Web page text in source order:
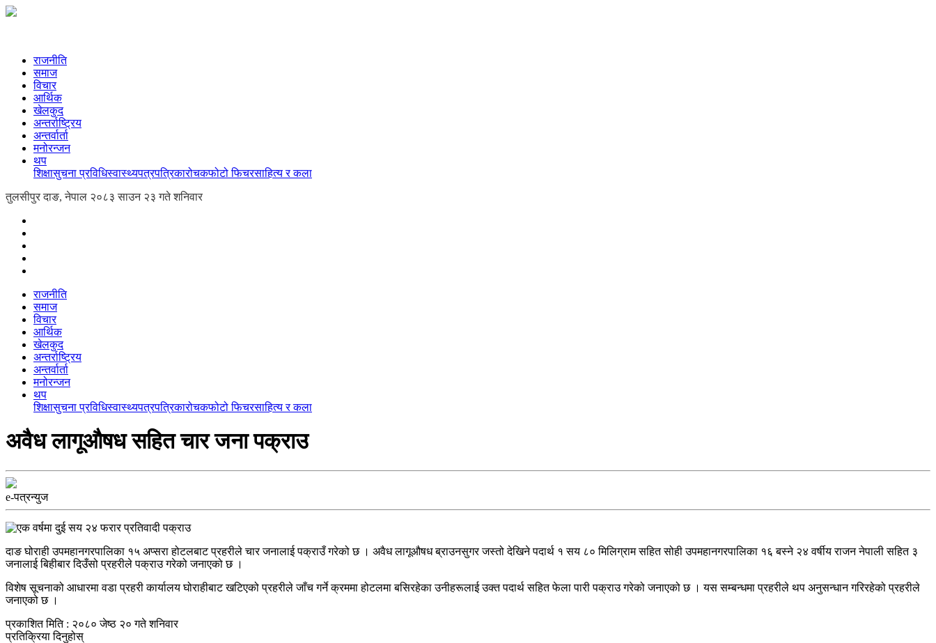
राजनीति
समाज
विचार
आर्थिक
खेलकुद
अन्तर्राष्ट्रिय
अन्तर्वार्ता
मनोरन्जन
थप
शिक्षासुचना प्रविधिस्वास्थ्यपत्रपत्रिकारोचकफोटो फिचरसाहित्य र कला
तुलसीपुर दाङ, नेपाल २०८३ साउन २३ गते शनिवार
राजनीति
समाज
विचार
आर्थिक
खेलकुद
अन्तर्राष्ट्रिय
अन्तर्वार्ता
मनोरन्जन
थप
शिक्षासुचना प्रविधिस्वास्थ्यपत्रपत्रिकारोचकफोटो फिचरसाहित्य र कला
अवैध लागूऔषध सहित चार जना पक्राउ
e-पत्रन्युज
दाङ घोराही उपमहानगरपालिका १५ अप्सरा होटलबाट प्रहरीले चार जनालाई पक्राउँ गरेको छ । अवैध लागूऔषध ब्राउनसुगर जस्तो देखिने पदार्थ १ सय ८० मिलिग्राम सहित सोही उपमहानगरपालिका १६ बस्ने २४ वर्षीय राजन नेपाली सहित ३
जनालाई बिहीबार दिउँसो प्रहरीले पक्राउ गरेको जनाएको छ ।
विशेष सूचनाको आधारमा वडा प्रहरी कार्यालय घोराहीबाट खटिएको प्रहरीले जाँच गर्ने क्रममा होटलमा बसिरहेका उनीहरूलाई उक्त पदार्थ सहित फेला पारी पक्राउ गरेको जनाएको छ । यस सम्बन्धमा प्रहरीले थप अनुसन्धान गरिरहेको प्रहरीले
जनाएको छ ।
प्रकाशित मिति : २०८० जेष्ठ २० गते शनिवार
प्रतिक्रिया दिनुहोस्